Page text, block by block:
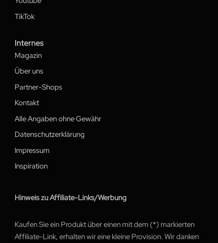
TikTok
Internes
Magazin
Über uns
Partner-Shops
Kontakt
Alle Angaben ohne Gewähr
Datenschutzerklärung
Impressum
Inspiration
Hinweis zu Affiliate-Links/Werbung
Kaufen Sie ein Produkt über einen mit dem (*) markierten
Affiliate-Link, erhalten wir eine kleine Provision. Wir danken